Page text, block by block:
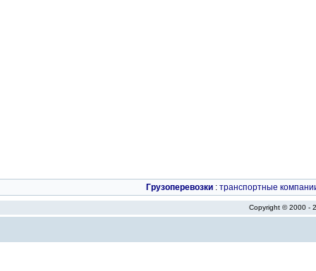
Грузоперевозки : транспортные
Copyright © 2000 -